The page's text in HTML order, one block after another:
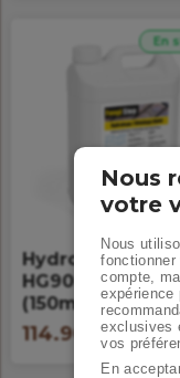
En
Hydrofuge/
HG90 - 15 litres
(150m2)
114.90 €
Nous
votre
Nous
compte,
expérience
exclusives
vos
En